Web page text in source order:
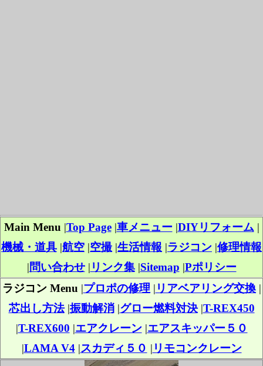
Main Menu |Top Page|車メニュー |DIYリフォーム |
機械・道具 |航空 |空撮 |生活情報 |ラジコン |修理情報
|問い合わせ| リンク集|Sitemap |Pポリシー
ラジコン Menu |プロポの修理 | リアベアリング交換|
芯出し方法|振動解消|グロー燃料対決|T-REX450
|T-REX600 |エアクレーン|エアスキッパー５０
|LAMA V4|スカディ５０ | リモコンクレーン